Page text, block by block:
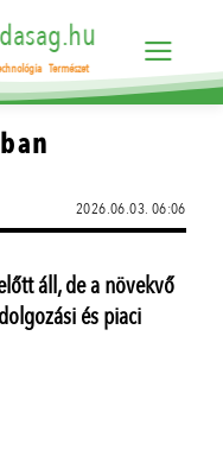
Természet
2026.06.03. 06:06
áll, de a növekvő
és piaci